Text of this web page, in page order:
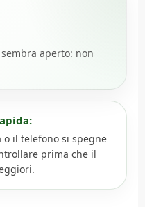
aperto: non
il telefono si spegne
prima che il